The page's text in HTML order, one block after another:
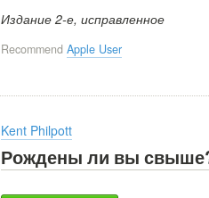
Издание 2-е, исправленное
Recommend Apple User
Kent Philpott
Рождены ли вы